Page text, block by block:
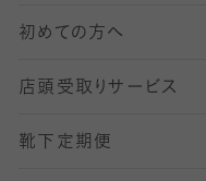
8分丈 レギンス
10分丈 レギンス
12分丈レギンス
ロングホーズ
ヨガソックス・靴下
スポーツ用レッグウ
SS サイズ（21～
冷えとり靴下
着圧・加圧タイツ
むくみ対策
初めての方へ
店頭受取りサービス
靴下定期便